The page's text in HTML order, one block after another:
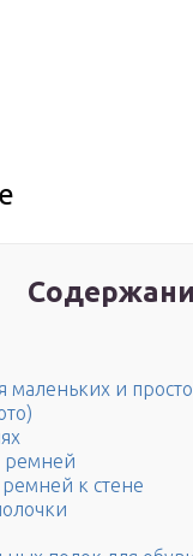
маленьких и
ремней
к стене